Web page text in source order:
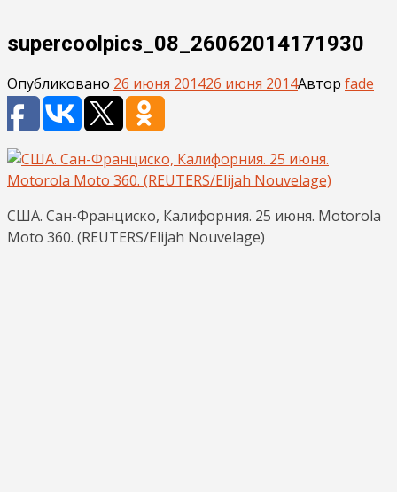
supercoolpics_08_26062014171930
Опубликовано 26 июня 201426 июня 2014Автор fade
США. Сан-Франциско, Калифорния. 25 июня. Motorola
Moto 360. (REUTERS/Elijah Nouvelage)